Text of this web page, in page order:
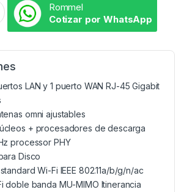
Rommel
Cotizar por WhatsApp
LAN y 1 puerto WAN RJ-45 Gigabit
omni ajustables
+ procesadores de descarga
processor PHY
Disco
Wi-Fi IEEE 802.11a/b/g/n/ac
doble banda MU-MIMO Itinerancia